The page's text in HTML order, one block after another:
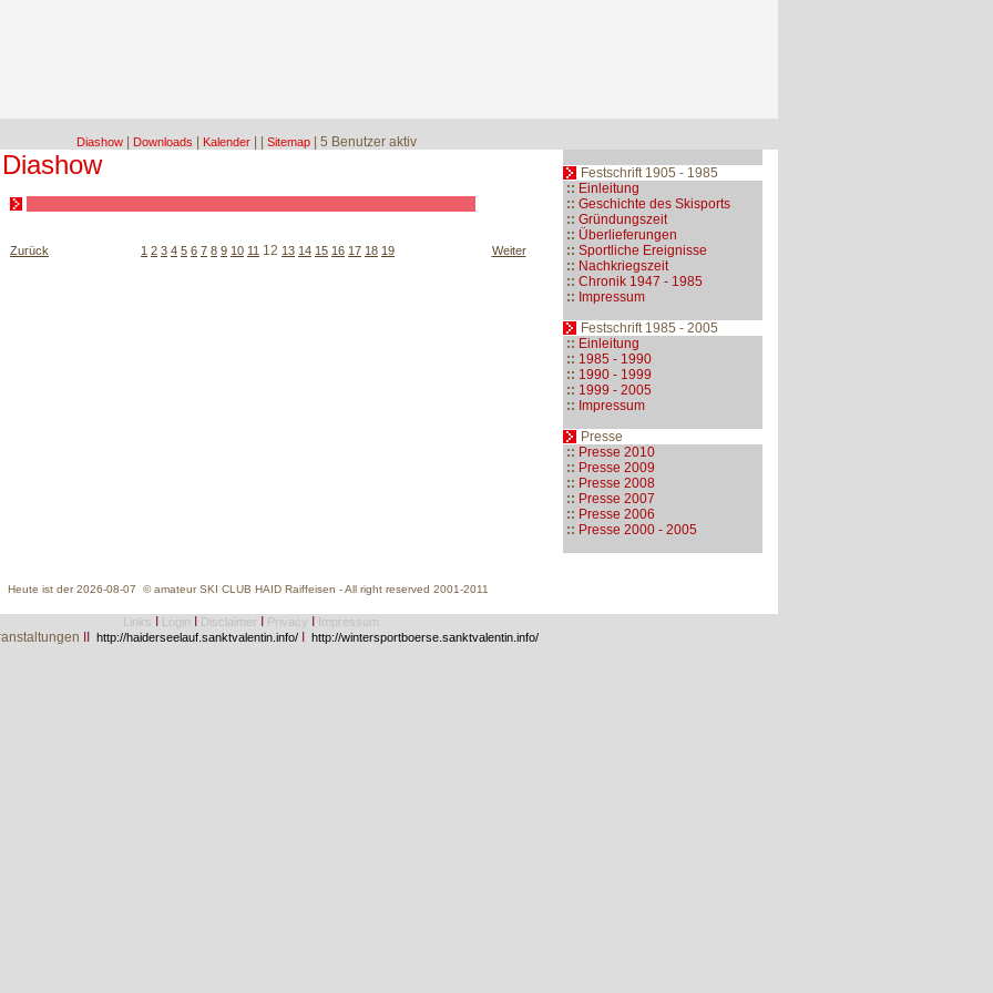
Diashow Downloads Kalender Sitemap | 5 Benutzer aktiv
Diashow
Zurück 1 2 3 4 5 6 7 8 9 10 11 12 13 14 15 16 17 18 19 Weiter
Festschrift 1905 - 1985
:: Einleitung
:: Geschichte des Skisports
:: Gründungszeit
:: Überlieferungen
:: Sportliche Ereignisse
:: Nachkriegszeit
:: Chronik 1947 - 1985
:: Impressum
Festschrift 1985 - 2005
:: Einleitung
:: 1985 - 1990
:: 1990 - 1999
:: 1999 - 2005
:: Impressum
Presse
:: Presse 2010
:: Presse 2009
:: Presse 2008
:: Presse 2007
:: Presse 2006
:: Presse 2000 - 2005
Heute ist der 2026-08-07 © amateur SKI CLUB HAID Raiffeisen - All right reserved 2001-2011
Links Login Disclaimer Privacy Impressum
http://haiderseelauf.sanktvalentin.info/ http://wintersportboerse.sanktvalentin.info/